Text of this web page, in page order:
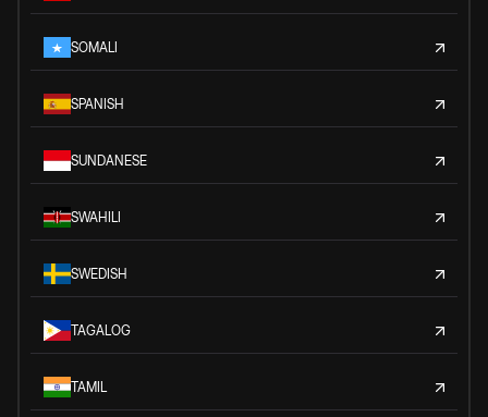
SOMALI
SPANISH
SUNDANESE
SWAHILI
SWEDISH
TAGALOG
TAMIL